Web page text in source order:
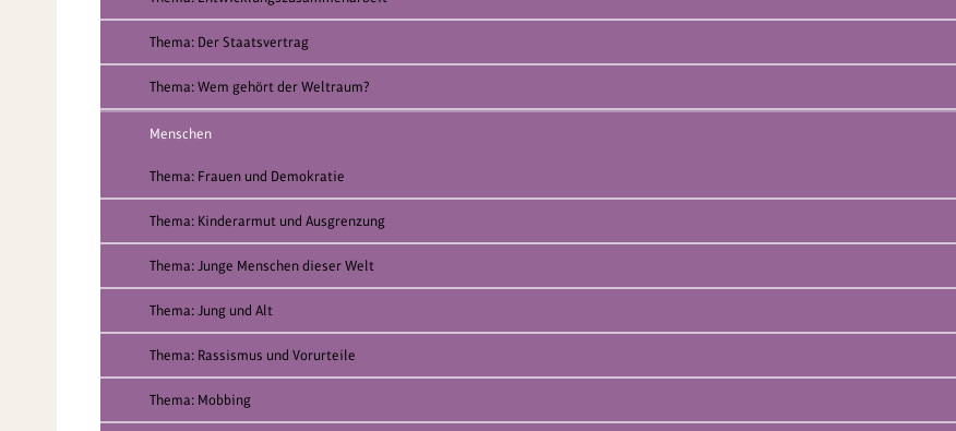
Thema: Der Staatsvertrag
Thema: Wem gehört der Weltraum?
Menschen
Thema: Frauen und Demokratie
Thema: Kinderarmut und Ausgrenzung
Thema: Junge Menschen dieser Welt
Thema: Jung und Alt
Thema: Rassismus und Vorurteile
Thema: Mobbing